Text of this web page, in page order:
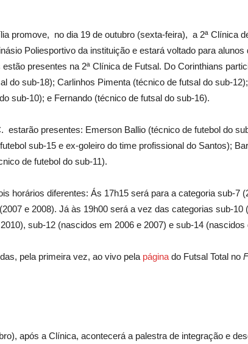
promove, no dia 19 de outubro (sexta-feira), a 2ª Clínica
Poliesportivo da instituição e estará voltado para alunos
presentes na 2ª Clínica de Futsal. Do Corinthians
do sub-18); Carlinhos Pimenta (técnico de futsal do sub-
sub-10); e Fernando (técnico de futsal do sub-16).
estarão presentes: Emerson Ballio (técnico de futebol do
sub-15 e ex-goleiro do time profissional do Santos);
de futebol do sub-11).
horários diferentes: Ás 17h15 será para a categoria sub-7
e 2008). Já às 19h00 será a vez das categorias sub-10
sub-12 (nascidos em 2006 e 2007) e sub-14 (nascidos
pela primeira vez, ao vivo pela página do Futsal Total no
após a Clínica, acontecerá a palestra de integração e